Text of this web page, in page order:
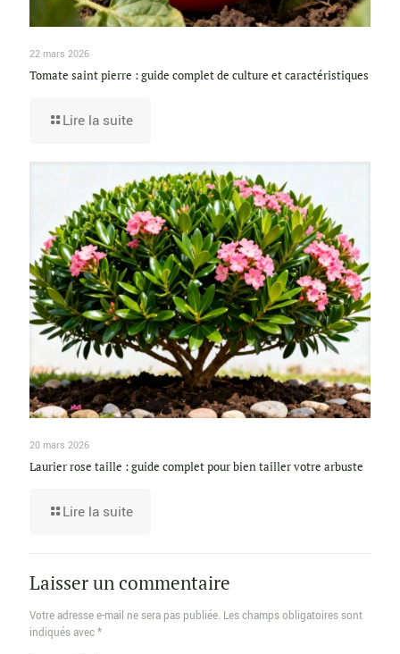
22 mars 2026
Tomate saint pierre : guide complet de culture et caractéristiques
Lire la suite
20 mars 2026
Laurier rose taille : guide complet pour bien tailler votre arbuste
Lire la suite
Laisser un commentaire
Votre adresse e-mail ne sera pas publiée. Les champs obligatoires sont
indiqués avec*